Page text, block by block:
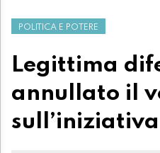
POLITICA E POTERE
Legittima
annullato il